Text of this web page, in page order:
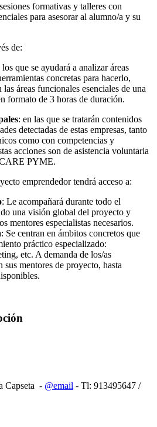
formativas y talleres con
para asesorar al alumno/a y su
de:
que se ayudará a analizar áreas
concretas para hacerlo,
áreas funcionales esenciales de una
formato de 3 horas de duración.
: en las que se tratarán contenidos
detectadas de estas empresas, tanto
como con competencias y
acciones son de asistencia voluntaria
CARE PYME.
emprendedor tendrá acceso a:
: Le acompañará durante todo el
una visión global del proyecto y
mentores especialistas necesarios.
: Se centran en ámbitos concretos que
práctico especializado:
etc. A demanda de los/as
sus mentores de proyecto, hasta
Capseta - @email - Tl: 913495647 /